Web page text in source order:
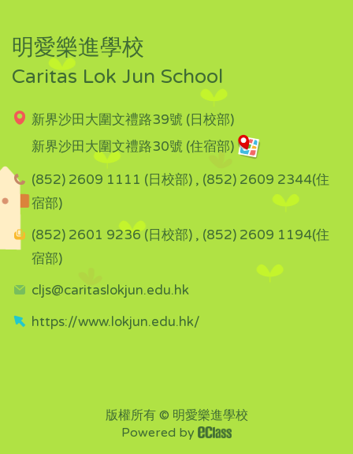
明愛樂進學校
Caritas Lok Jun School
新界沙田大圍文禮路39號 (日校部)
新界沙田大圍文禮路30號 (住宿部)
(852) 2609 1111 (日校部) , (852) 2609 2344(住
宿部)
(852) 2601 9236 (日校部) , (852) 2609 1194(住
宿部)
cljs@caritaslokjun.edu.hk
https://www.lokjun.edu.hk/
版權所有 © 明愛樂進學校
Powered by